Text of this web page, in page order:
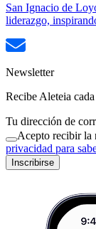
San Ignacio de
liderazgo,
Newsletter
Recibe Aleteia
Tu dirección de
Acepto recibir la
privacidad para
Inscribirse